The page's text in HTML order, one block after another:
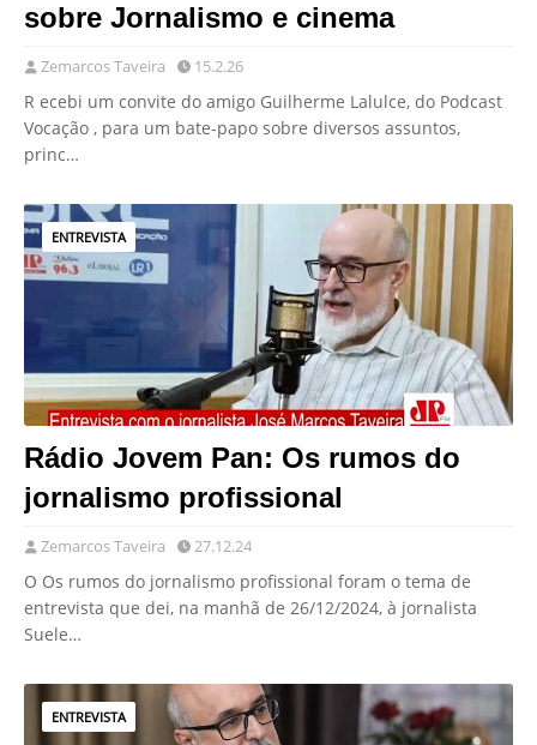
sobre Jornalismo e cinema
Zemarcos Taveira 15.2.26
R ecebi um convite do amigo Guilherme Lalulce, do Podcast
Vocação , para um bate-papo sobre diversos assuntos,
princ…
ENTREVISTA
Rádio Jovem Pan: Os rumos do
jornalismo profissional
Zemarcos Taveira 27.12.24
O Os rumos do jornalismo profissional foram o tema de
entrevista que dei, na manhã de 26/12/2024, à jornalista
Suele…
ENTREVISTA